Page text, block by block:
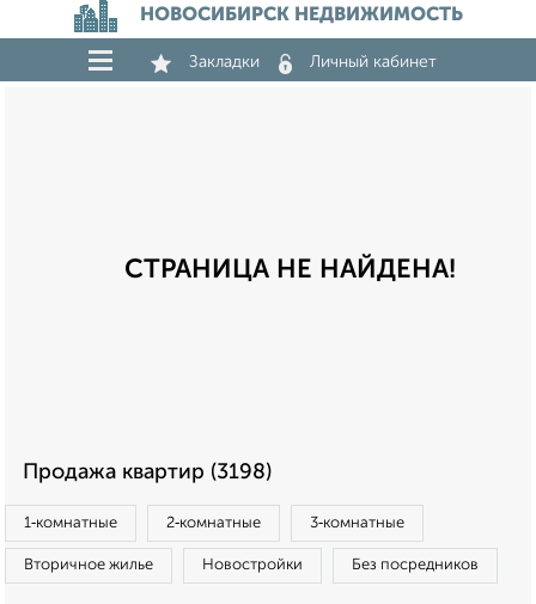
НОВОСИБИРСК НЕДВИЖИМОСТЬ
Закладки Личный кабинет
СТРАНИЦА НЕ НАЙДЕНА!
Продажа квартир (3198)
1‑комнатные 2‑комнатные 3‑комнатные
Вторичное жилье Новостройки Без посредников